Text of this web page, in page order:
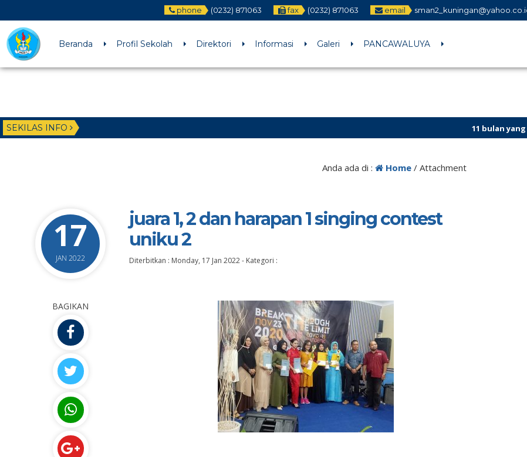
phone (0232) 871063 fax (0232) 871063 email
Beranda Profil Sekolah Direktori Informasi Galeri PANCAWALUYA
SEKILAS INFO 11 bulan yang lalu/
Anda ada di : Home / Attachment
17
JAN 2022
juara 1, 2 dan harapan 1 singing contest
uniku 2
Diterbitkan : Monday, 17 Jan 2022- Kategori :
BAGIKAN